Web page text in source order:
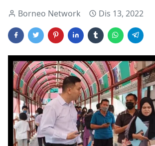
Borneo Network Dis 13, 2022